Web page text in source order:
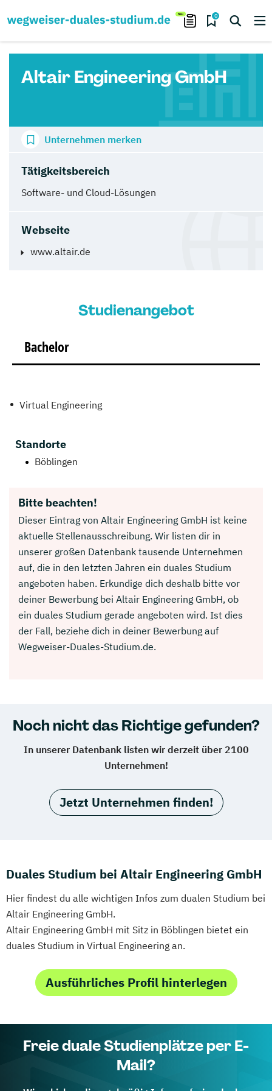
0
Altair Engineering GmbH
Tätigkeitsbereich
Software- und Cloud-Lösungen
Webseite
www.altair.de
Unternehmen merken
Studienangebot
Bachelor
Virtual Engineering
Standorte
Böblingen
Bitte beachten!
Dieser Eintrag von Altair Engineering GmbH ist keine
aktuelle Stellenausschreibung. Wir listen dir in
unserer großen Datenbank tausende Unternehmen
auf, die in den letzten Jahren ein duales Studium
angeboten haben. Erkundige dich deshalb bitte vor
deiner Bewerbung bei Altair Engineering GmbH, ob
ein duales Studium gerade angeboten wird. Ist dies
der Fall, beziehe dich in deiner Bewerbung auf
Wegweiser-Duales-Studium.de.
Noch nicht das Richtige gefunden?
In unserer Datenbank listen wir derzeit über 2100
Unternehmen!
Jetzt Unternehmen finden!
Duales Studium bei Altair Engineering GmbH
Hier findest du alle wichtigen Infos zum dualen Studium bei
Altair Engineering GmbH.
Altair Engineering GmbH mit Sitz in Böblingen bietet ein
duales Studium in Virtual Engineering an.
Ausführliches Profil hinterlegen
Freie duale Studienplätze per E-
Mail?